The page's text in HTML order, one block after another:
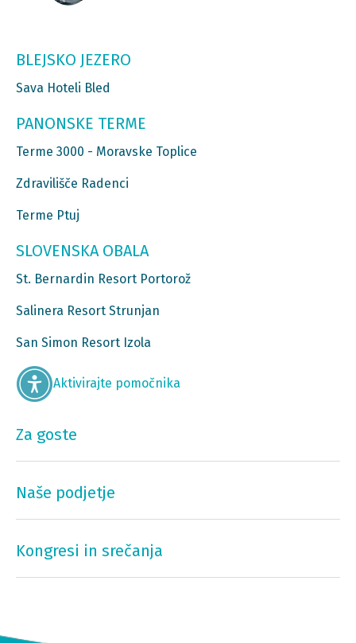
BLEJSKO JEZERO
Sava Hoteli Bled
PANONSKE TERME
Terme 3000 - Moravske Toplice
Zdravilišče Radenci
Terme Ptuj
SLOVENSKA OBALA
St. Bernardin Resort Portorož
Salinera Resort Strunjan
San Simon Resort Izola
Aktivirajte pomočnika
Za goste
Naše podjetje
Kongresi in srečanja